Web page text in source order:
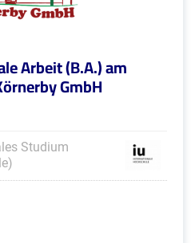
Arbeit (B.A.) am
GmbH
Studium